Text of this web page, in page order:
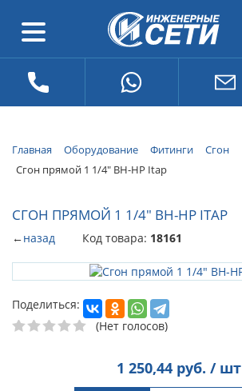
Главная Оборудование Фитинги
Сгон
Сгон прямой 1 1/4" ВН-НР Itap
СГОН ПРЯМОЙ 1 1/4" ВН-НР ITAP
←назад Код товара: 18161
Поделиться:
(Нет голосов)
1 250,44 руб. / шт